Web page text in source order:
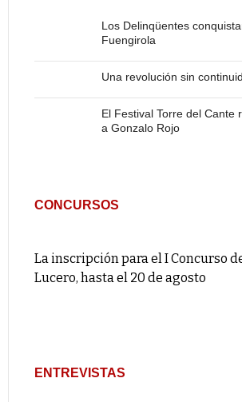
Los Delinqüentes
Fuengirola
Una revolución sin
El Festival Torre del Cante
a Gonzalo Rojo
CONCURSOS
La inscripción para el I Concurso
Lucero, hasta el 20 de agosto
ENTREVISTAS